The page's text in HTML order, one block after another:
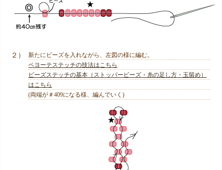
２）
新たにビーズを入れながら、左図の様に編む。
ペヨーテステッチの技法はこちら
ビーズステッチの基本（ストッパービーズ・糸の足し方・玉留め）
はこちら
(両端が＃409になる様、編んでいく)